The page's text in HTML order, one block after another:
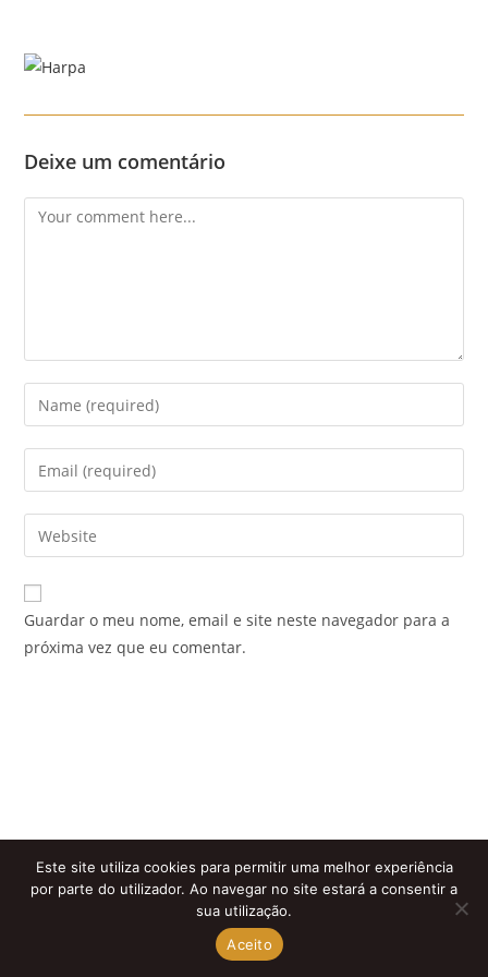
content
Deixe um comentário
Comment
Enter
your
name
comment
Enter
your
email
address
comment
Enter
your
website
URL
Guardar o meu nome, email e site neste navegador para a
próxima vez que eu comentar.
Este site utiliza cookies para permitir uma melhor experiência
por parte do utilizador. Ao navegar no site estará a consentir a
sua utilização.
Aceito